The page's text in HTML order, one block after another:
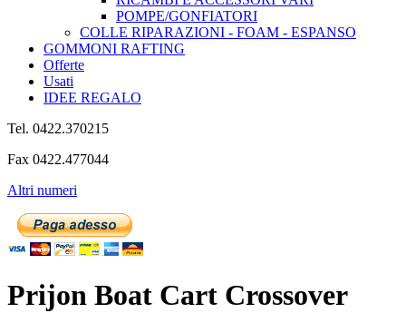
POMPE/GONFIATORI
COLLE RIPARAZIONI - FOAM - ESPANSO
GOMMONI RAFTING
Offerte
Usati
IDEE REGALO
Tel. 0422.370215
Fax 0422.477044
Altri numeri
Prijon Boat Cart Crossover